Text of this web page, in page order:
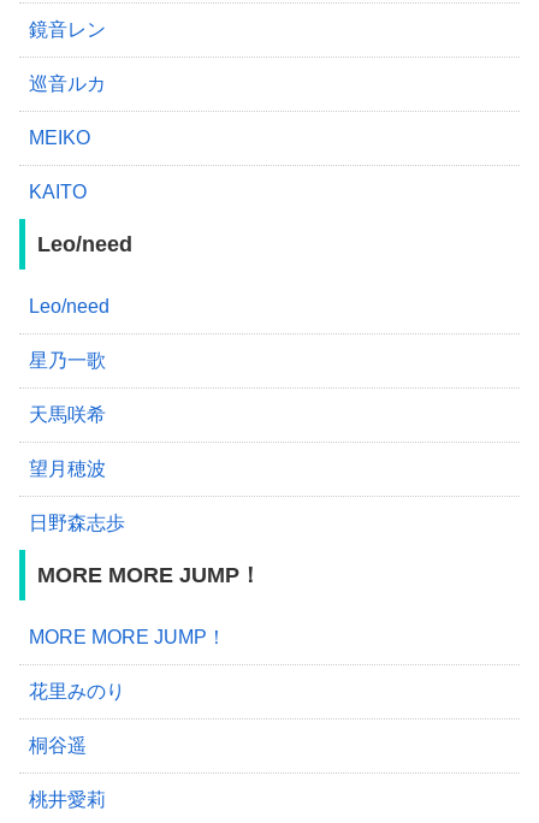
鏡音レン
巡音ルカ
MEIKO
KAITO
Leo/need
Leo/need
星乃一歌
天馬咲希
望月穂波
日野森志歩
MORE MORE JUMP！
MORE MORE JUMP！
花里みのり
桐谷遥
桃井愛莉